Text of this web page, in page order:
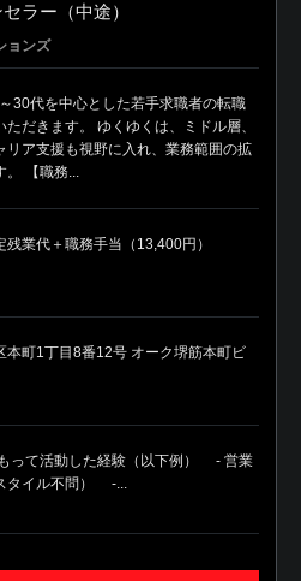
ラー（中途）
ョンズ
30代を中心とした若手求職者の転職
だきます。 ゆくゆくは、ミドル層、
リア支援も視野に入れ、業務範囲の拡
。 【職務...
残業代＋職務手当（13,400円）
本町1丁目8番12号 オーク堺筋本町ビ
もって活動した経験（以下例） ‐ 営業
タイル不問） ‐...